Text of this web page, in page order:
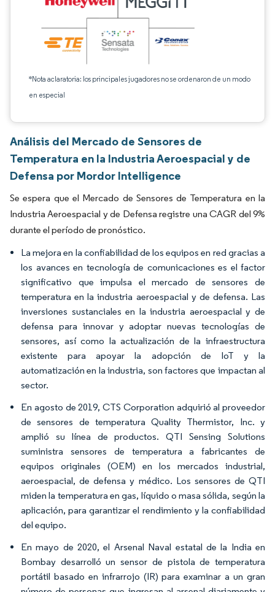
*Nota aclaratoria: los principales jugadores no se ordenaron de un modo
en especial
Análisis del Mercado de Sensores de
Temperatura en la Industria Aeroespacial y de
Defensa por Mordor Intelligence
Se espera que el Mercado de Sensores de Temperatura en la
Industria Aeroespacial y de Defensa registre una CAGR del 9%
durante el período de pronóstico.
La mejora en la confiabilidad de los equipos en red gracias a
los avances en tecnología de comunicaciones es el factor
significativo que impulsa el mercado de sensores de
temperatura en la industria aeroespacial y de defensa. Las
inversiones sustanciales en la industria aeroespacial y de
defensa para innovar y adoptar nuevas tecnologías de
sensores, así como la actualización de la infraestructura
existente para apoyar la adopción de IoT y la
automatización en la industria, son factores que impactan al
sector.
En agosto de 2019, CTS Corporation adquirió al proveedor
de sensores de temperatura Quality Thermistor, Inc. y
amplió su línea de productos. QTI Sensing Solutions
suministra sensores de temperatura a fabricantes de
equipos originales (OEM) en los mercados industrial,
aeroespacial, de defensa y médico. Los sensores de QTI
miden la temperatura en gas, líquido o masa sólida, según la
aplicación, para garantizar el rendimiento y la confiabilidad
del equipo.
En mayo de 2020, el Arsenal Naval estatal de la India en
Bombay desarrolló un sensor de pistola de temperatura
portátil basado en infrarrojo (IR) para examinar a un gran